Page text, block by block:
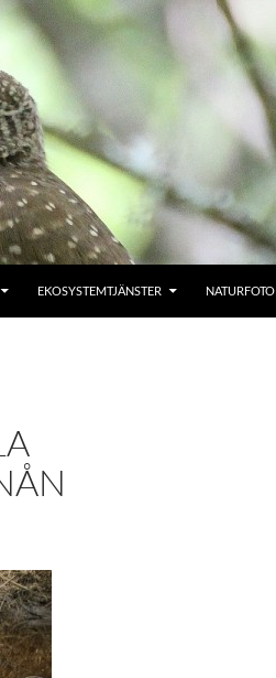
EKOSYSTEMTJÄNSTER NATURFOTO